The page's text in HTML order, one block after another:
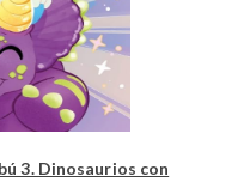
3. Dinosaurios con